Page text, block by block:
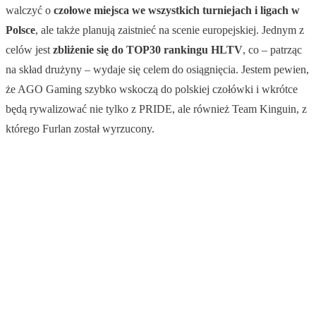
walczyć o czołowe miejsca we wszystkich turniejach i ligach w
Polsce, ale także planują zaistnieć na scenie europejskiej. Jednym z
celów jest zbliżenie się do TOP30 rankingu HLTV, co – patrząc
na skład drużyny – wydaje się celem do osiągnięcia. Jestem pewien,
że AGO Gaming szybko wskoczą do polskiej czołówki i wkrótce
będą rywalizować nie tylko z PRIDE, ale również Team Kinguin, z
którego Furlan został wyrzucony.